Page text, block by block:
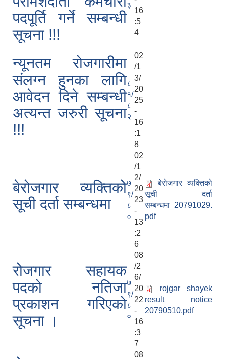
पदपूर्ति गर्ने सम्बन्धी
सूचना !!!
३
16
:5
4
न्यूनतम रोजगारीमा
संलग्न हुनका लागि
आवेदन दिने सम्बन्धी
अत्यन्त जरुरी सूचना
!!!
८
१/
८
२
02
/1
3/
20
25
-
16
:1
8
बेरोजगार व्यक्तिको
सूची दर्ता सम्बन्धमा
७
९/
८
०
02
/1
2/
20
23
-
13
:2
6
बेरोजगार व्यक्तिको
सूची दर्ता
सम्बन्धमा_20791029.
pdf
रोजगार सहायक
पदको नतिजा
प्रकाशन गरिएको
सूचना ।
७
९/
८
०
08
/2
6/
20
22
-
16
:3
7
rojgar shayek
result notice
20790510.pdf
08